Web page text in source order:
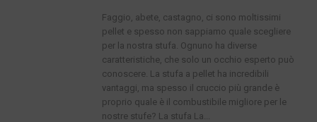
Faggio, abete, castagno, ci sono moltissimi
pellet e spesso non sappiamo quale scegliere
per la nostra stufa. Ognuno ha diverse
caratteristiche, che solo un occhio esperto può
conoscere. La stufa a pellet ha incredibili
vantaggi, ma spesso il cruccio più grande è
proprio quale è il combustibile migliore per le
nostre stufe? La stufa La...